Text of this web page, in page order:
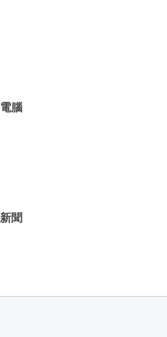
電腦
新聞